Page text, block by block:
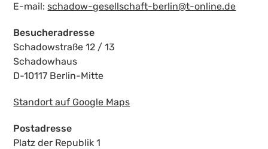
E-mail:schadow-gesellschaft-berlin@t-online.de
Besucheradresse
Schadowstraße 12 / 13
Schadowhaus
D-10117 Berlin-Mitte
Standort auf Google Maps
Postadresse
Platz der Republik 1